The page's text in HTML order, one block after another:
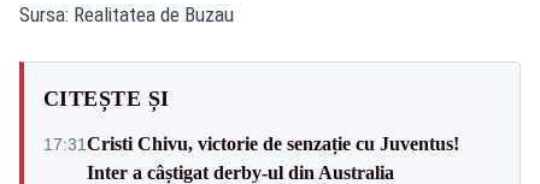
Sursa: Realitatea de Buzau
CITEȘTE ȘI
17:31Cristi Chivu, victorie de senzație cu Juventus!
Inter a câștigat derby-ul din Australia